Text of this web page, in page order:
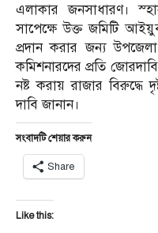
এলাকার জনসাধারণ।
সাপেক্ষে উক্ত জমিটি
প্রদান করার জন্য
কমিশনারদের প্রতি
নষ্ট করায় রাজার বিরুদ্ধে
দাবি জানান।
সংবাদটি শেয়ার করুন
Share
Like this: